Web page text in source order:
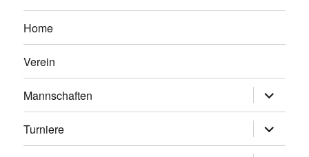
Home
Verein
Mannschaften
anzeigen
Turniere
anzeigen